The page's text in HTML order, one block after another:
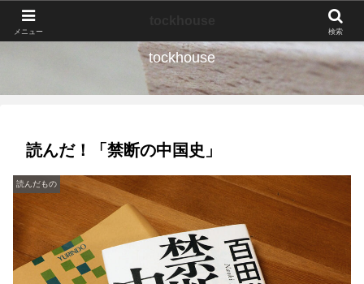
tockhouse
読んだ！「禁断の中国史」
読んだもの
メニュー 検索